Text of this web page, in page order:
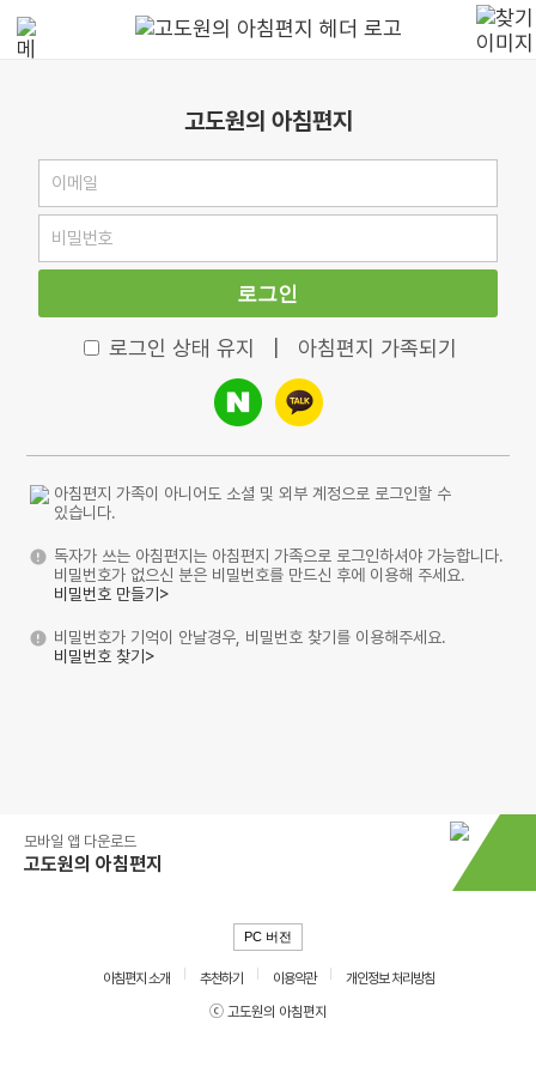
고도원의 아침편지
로그인
로그인 상태 유지 아침편지 가족되기
아침편지 가족이 아니어도 소셜 및 외부 계정으로 로그인할 수
있습니다.
독자가 쓰는 아침편지는 아침편지 가족으로 로그인하셔야 가능합니다.
비밀번호가 없으신 분은 비밀번호를 만드신 후에 이용해 주세요.
비밀번호 만들기>
비밀번호가 기억이 안날경우, 비밀번호 찾기를 이용해주세요.
비밀번호 찾기>
모바일 앱 다운로드
고도원의 아침편지
PC 버전
아침편지 소개 추천하기 이용약관
개인정보 처리방침
ⓒ 고도원의 아침편지